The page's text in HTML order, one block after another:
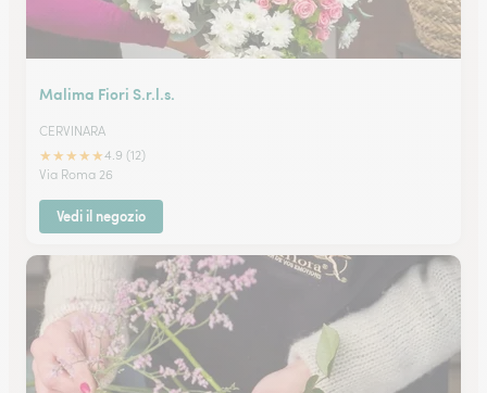
Malima Fiori S.r.l.s.
CERVINARA
★★★★★4.9 (12)
Via Roma 26
Vedi il negozio